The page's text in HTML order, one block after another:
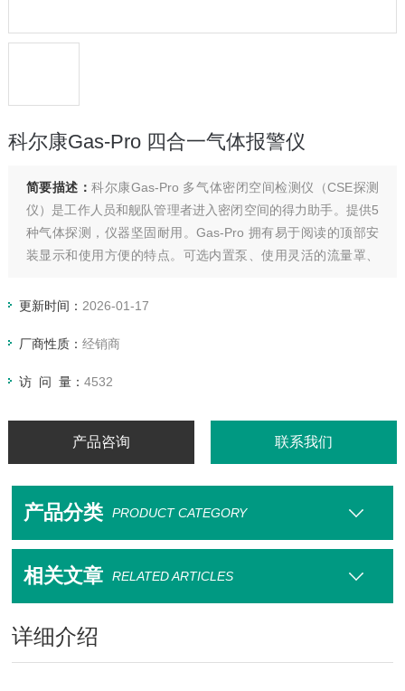
科尔康Gas-Pro 四合一气体报警仪
简要描述：科尔康Gas-Pro 多气体密闭空间检测仪（CSE探测
仪）是工作人员和舰队管理者进入密闭空间的得力助手。提供5
种气体探测，仪器坚固耐用。Gas-Pro 拥有易于阅读的顶部安
装显示和使用方便的特点。可选内置泵、使用灵活的流量罩、
更新时间： 2026-01-17
厂商性质： 经销商
访 问 量： 4532
产品咨询 联系我们
产品分类 PRODUCT CATEGORY
相关文章 RELATED ARTICLES
详细介绍